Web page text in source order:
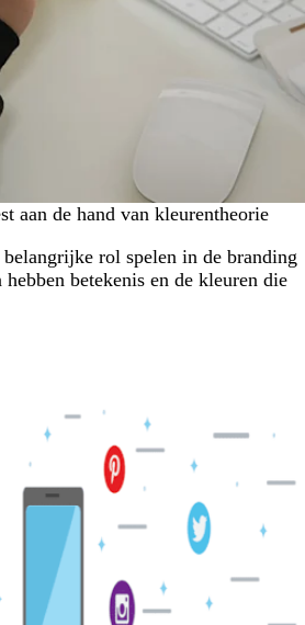
aan de hand van kleurentheorie
rol spelen in de branding
betekenis en de kleuren die